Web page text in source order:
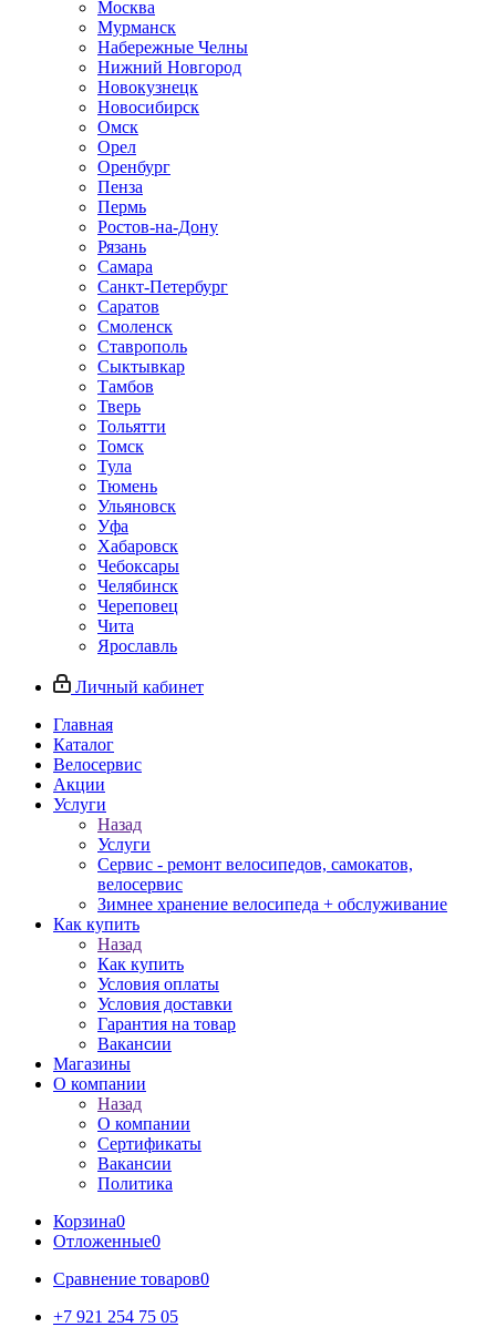
Москва
Мурманск
Набережные Челны
Нижний Новгород
Новокузнецк
Новосибирск
Омск
Орел
Оренбург
Пенза
Пермь
Ростов-на-Дону
Рязань
Самара
Санкт-Петербург
Саратов
Смоленск
Ставрополь
Сыктывкар
Тамбов
Тверь
Тольятти
Томск
Тула
Тюмень
Ульяновск
Уфа
Хабаровск
Чебоксары
Челябинск
Череповец
Чита
Ярославль
Личный кабинет
Главная
Каталог
Велосервис
Акции
Услуги
Назад
Услуги
Сервис - ремонт велосипедов, самокатов,
велосервис
Зимнее хранение велосипеда + обслуживание
Как купить
Назад
Как купить
Условия оплаты
Условия доставки
Гарантия на товар
Вакансии
Магазины
О компании
Назад
О компании
Сертификаты
Вакансии
Политика
Корзина0
Отложенные0
Сравнение товаров0
+7 921 254 75 05